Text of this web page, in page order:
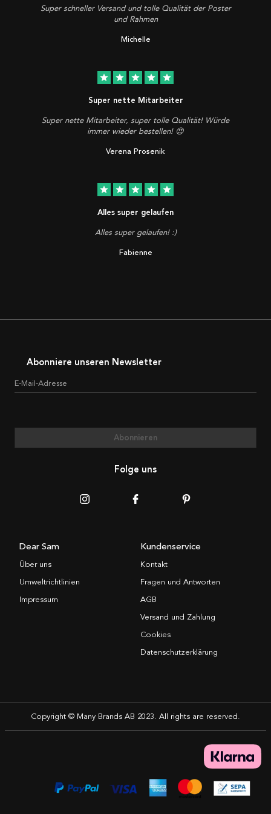
Super schneller Versand und tolle Qualität der Poster
und Rahmen
Michelle
star star star star star
Super nette Mitarbeiter
Super nette Mitarbeiter, super tolle Qualität! Würde
immer wieder bestellen! 😍
Verena Prosenik
star star star star star
Alles super gelaufen
Alles super gelaufen! :)
Fabienne
Abonniere unseren Newsletter
E-Mail-Adresse
Abonnieren
Folge uns
Dear Sam
Über uns
Umweltrichtlinien
Impressum
Kundenservice
Kontakt
Fragen und Antworten
AGB
Versand und Zahlung
Cookies
Datenschutzerklärung
Copyright © Many Brands AB 2023. All rights are reserved.